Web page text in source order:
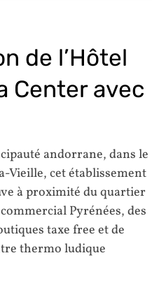
de l’Hôtel
Center avec
andorrane, dans le
Vieille, cet établissement
à proximité du quartier
Pyrénées, des
taxe free et de
thermo ludique